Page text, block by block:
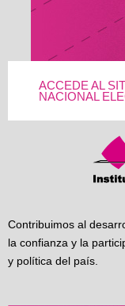
ACCEDE AL
NACIONAL
Contribuimos al
la confianza y la
y política del país.